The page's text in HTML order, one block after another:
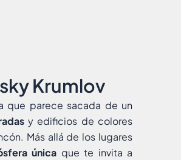
Krumlov
que parece sacada de un
y edificios de colores
Más allá de los lugares
única que te invita a